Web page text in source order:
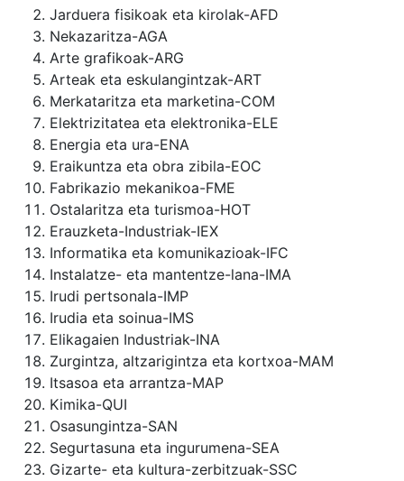
Jarduera fisikoak eta kirolak-AFD
Nekazaritza-AGA
Arte grafikoak-ARG
Arteak eta eskulangintzak-ART
Merkataritza eta marketina-COM
Elektrizitatea eta elektronika-ELE
Energia eta ura-ENA
Eraikuntza eta obra zibila-EOC
Fabrikazio mekanikoa-FME
Ostalaritza eta turismoa-HOT
Erauzketa-Industriak-IEX
Informatika eta komunikazioak-IFC
Instalatze- eta mantentze-lana-IMA
Irudi pertsonala-IMP
Irudia eta soinua-IMS
Elikagaien Industriak-INA
Zurgintza, altzarigintza eta kortxoa-MAM
Itsasoa eta arrantza-MAP
Kimika-QUI
Osasungintza-SAN
Segurtasuna eta ingurumena-SEA
Gizarte- eta kultura-zerbitzuak-SSC